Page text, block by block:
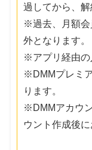
過してから、解
※過去、月額会
外となります。
※アプリ経由の
※DMMプレミ
ります。
※DMMアカウ
ウント作成後